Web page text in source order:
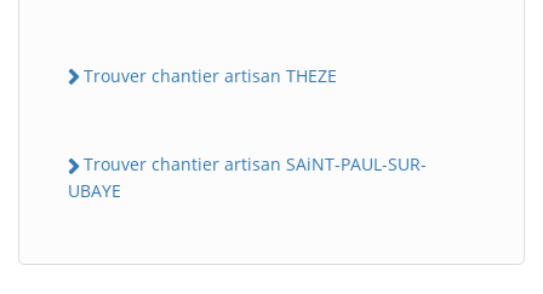
Trouver chantier artisan THEZE
Trouver chantier artisan SAiNT-PAUL-SUR-
UBAYE